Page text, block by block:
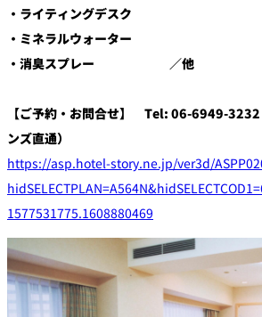
・ライティングデスク
・ミネラルウォーター
・消臭スプレー ／他
【ご予約・お問合せ】 Tel: 06-6949-3232
ンズ直通）
https://asp.hotel-story.ne.jp/ver3d/
1577531775.1608880469